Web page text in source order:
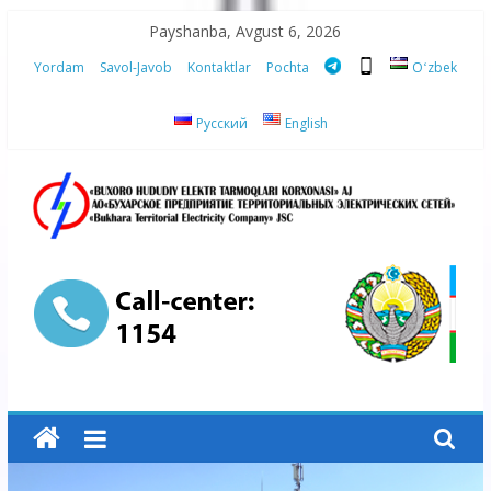
content
Payshanba, Avgust 6, 2026
Yordam Savol-Javob Kontaktlar Pochta Oʻzbek
Русский English
“Buxoro
hududiy
elektr
tarmoqlari